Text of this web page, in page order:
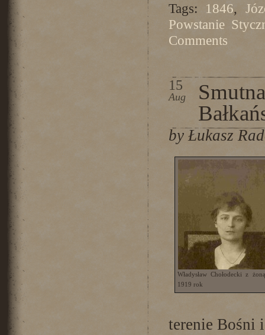
Tags: 1846,
Powstanie
Comments
15
Aug
by Łukasz
Władysław Chołodecki z
1919 rok
terenie Bośni